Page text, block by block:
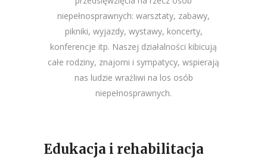
niepełnosprawnych: warsztaty, zabawy,
pikniki, wyjazdy, wystawy, koncerty,
konferencje itp. Naszej działalności kibicują
całe rodziny, znajomi i sympatycy, wspierają
nas ludzie wrażliwi na los osób
niepełnosprawnych.
Edukacja i rehabilitacja